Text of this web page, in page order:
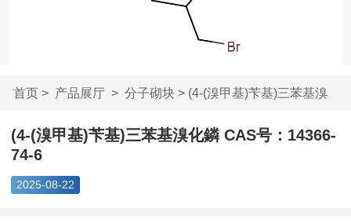
首页> 产品展厅> 分子砌块> (4-(溴甲基)苄基)三苯基溴
化鏻...
(4-(溴甲基)苄基)三苯基溴化鏻 CAS号：14366-
74-6
2025-08-22